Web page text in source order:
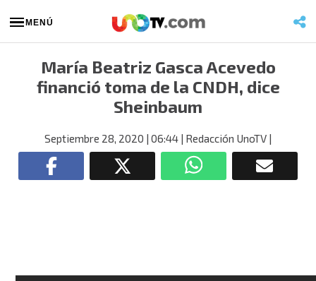
MENÚ
María Beatriz Gasca Acevedo
financió toma de la CNDH, dice
Sheinbaum
Septiembre 28, 2020 | 06:44 | Redacción UnoTV |